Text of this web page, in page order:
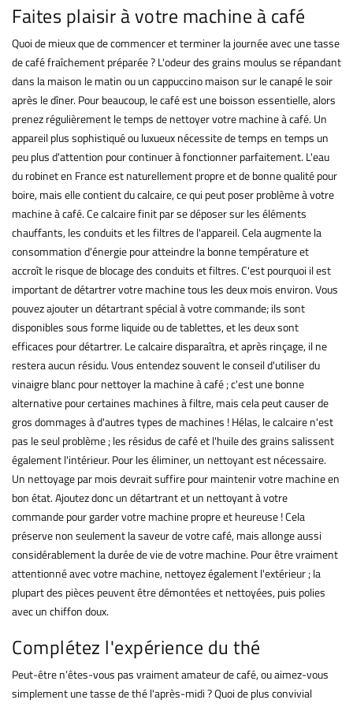
Faites plaisir à votre machine à café
Quoi de mieux que de commencer et terminer la journée avec une tasse
de café fraîchement préparée ? L'odeur des grains moulus se répandant
dans la maison le matin ou un cappuccino maison sur le canapé le soir
après le dîner. Pour beaucoup, le café est une boisson essentielle, alors
prenez régulièrement le temps de nettoyer votre machine à café. Un
appareil plus sophistiqué ou luxueux nécessite de temps en temps un
peu plus d'attention pour continuer à fonctionner parfaitement. L'eau
du robinet en France est naturellement propre et de bonne qualité pour
boire, mais elle contient du calcaire, ce qui peut poser problème à votre
machine à café. Ce calcaire finit par se déposer sur les éléments
chauffants, les conduits et les filtres de l'appareil. Cela augmente la
consommation d'énergie pour atteindre la bonne température et
accroît le risque de blocage des conduits et filtres. C'est pourquoi il est
important de détartrer votre machine tous les deux mois environ. Vous
pouvez ajouter un détartrant spécial à votre commande; ils sont
disponibles sous forme liquide ou de tablettes, et les deux sont
efficaces pour détartrer. Le calcaire disparaîtra, et après rinçage, il ne
restera aucun résidu. Vous entendez souvent le conseil d'utiliser du
vinaigre blanc pour nettoyer la machine à café ; c'est une bonne
alternative pour certaines machines à filtre, mais cela peut causer de
gros dommages à d'autres types de machines ! Hélas, le calcaire n'est
pas le seul problème ; les résidus de café et l'huile des grains salissent
également l'intérieur. Pour les éliminer, un nettoyant est nécessaire.
Un nettoyage par mois devrait suffire pour maintenir votre machine en
bon état. Ajoutez donc un détartrant et un nettoyant à votre
commande pour garder votre machine propre et heureuse ! Cela
préserve non seulement la saveur de votre café, mais allonge aussi
considérablement la durée de vie de votre machine. Pour être vraiment
attentionné avec votre machine, nettoyez également l'extérieur ; la
plupart des pièces peuvent être démontées et nettoyées, puis polies
avec un chiffon doux.
Complétez l'expérience du thé
Peut-être n’êtes-vous pas vraiment amateur de café, ou aimez-vous
simplement une tasse de thé l'après-midi ? Quoi de plus convivial